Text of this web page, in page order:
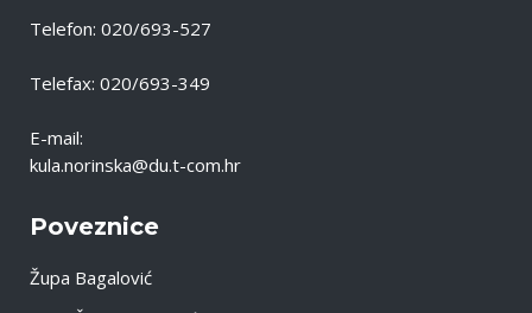
Telefon: 020/693-527
Telefax: 020/693-349
E-mail:
kula.norinska@du.t-com.hr
Poveznice
Župa Bagalović